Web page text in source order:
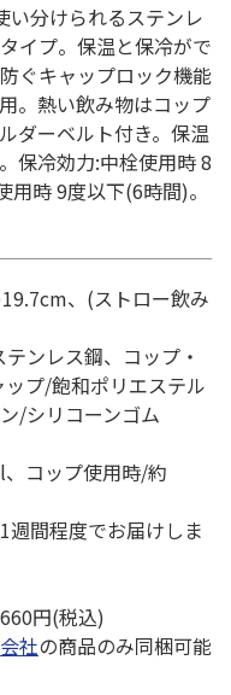
い分けられるステンレ
イプ。保温と保冷がで
ぐキャップロック機能
。熱い飲み物はコップ
ダーベルト付き。保温
保冷効力:中栓使用時 8
時 9度以下(6時間)。
、(ストロー飲み
ンレス鋼、コップ・
プ/飽和ポリエステル
/シリコーンゴム
コップ使用時/約
間程度でお届けしま
円(税込)
社の商品のみ同梱可能